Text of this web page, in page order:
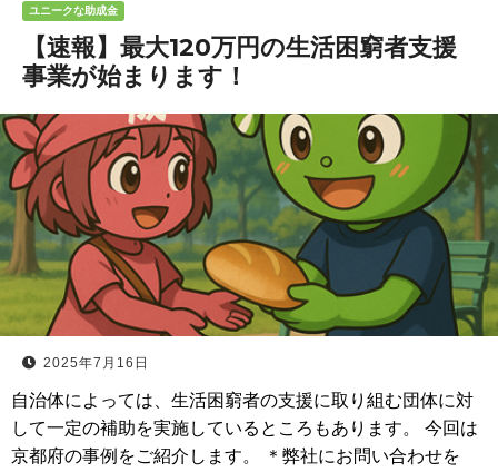
ユニークな助成金
【速報】最大120万円の生活困窮者支援
事業が始まります！
2025年7月16日
自治体によっては、生活困窮者の支援に取り組む団体に対
して一定の補助を実施しているところもあります。 今回は
京都府の事例をご紹介します。 ＊弊社にお問い合わせを